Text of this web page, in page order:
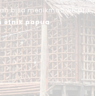
bisa menikmati wisata
etnik papua